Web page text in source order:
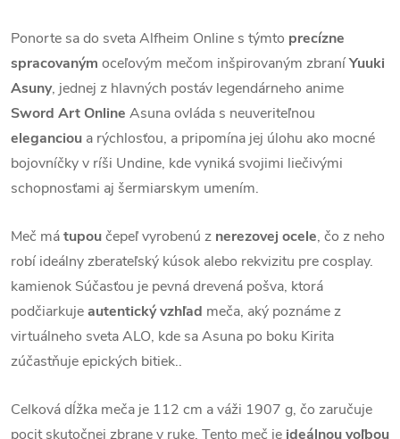
Ponorte sa do sveta Alfheim Online s týmto precízne
spracovaným oceľovým mečom inšpirovaným zbraníYuuki
Asuny, jednej z hlavných postáv legendárneho anime
Sword Art Online Asuna ovláda s neuveriteľnou
eleganciou a rýchlosťou, a pripomína jej úlohu ako mocné
bojovníčky v ríši Undine, kde vyniká svojimi liečivými
schopnosťami aj šermiarskym umením.
Meč mátupoučepeľ vyrobenú z nerezovej ocele, čo z neho
robí ideálny zberateľský kúsok alebo rekvizitu pre cosplay.
kamienok Súčasťou je pevná drevená pošva, ktorá
podčiarkujeautentický vzhľad meča, aký poznáme z
virtuálneho sveta ALO, kde sa Asuna po boku Kirita
zúčastňuje epických bitiek..
Celková dĺžka meča je 112 cm a váži 1907 g, čo zaručuje
pocit skutočnej zbrane v ruke. Tento meč je ideálnou voľbou